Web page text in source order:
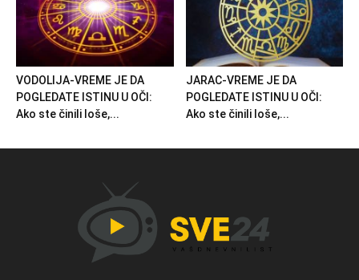
VODOLIJA-VREME JE DA
POGLEDATE ISTINU U OČI:
Ako ste činili loše,...
JARAC-VREME JE DA
POGLEDATE ISTINU U OČI:
Ako ste činili loše,...